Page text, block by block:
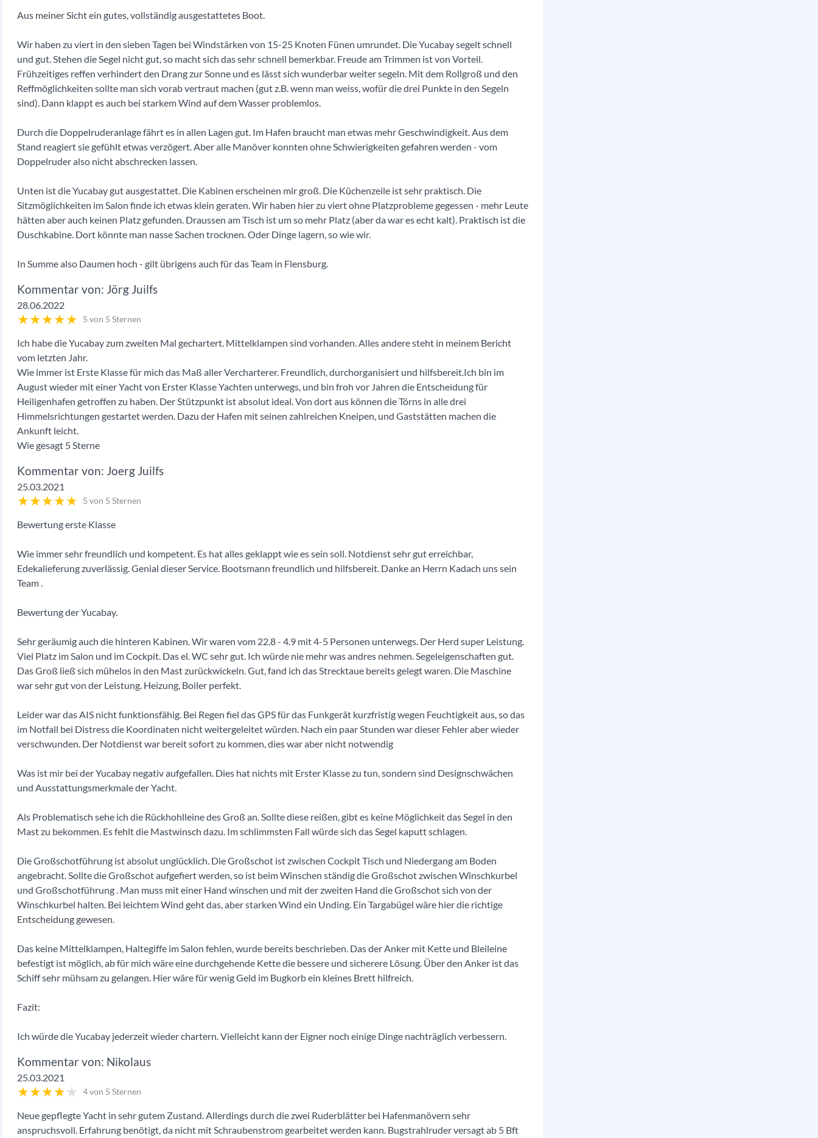
Aus meiner Sicht ein gutes, vollständig ausgestattetes Boot.
Wir haben zu viert in den sieben Tagen bei Windstärken von 15-25 Knoten Fünen umrundet. Die Yucabay segelt schnell
und gut. Stehen die Segel nicht gut, so macht sich das sehr schnell bemerkbar. Freude am Trimmen ist von Vorteil.
Frühzeitiges reffen verhindert den Drang zur Sonne und es lässt sich wunderbar weiter segeln. Mit dem Rollgroß und den
Reffmöglichkeiten sollte man sich vorab vertraut machen (gut z.B. wenn man weiss, wofür die drei Punkte in den Segeln
sind). Dann klappt es auch bei starkem Wind auf dem Wasser problemlos.
Durch die Doppelruderanlage fährt es in allen Lagen gut. Im Hafen braucht man etwas mehr Geschwindigkeit. Aus dem
Stand reagiert sie gefühlt etwas verzögert. Aber alle Manöver konnten ohne Schwierigkeiten gefahren werden - vom
Doppelruder also nicht abschrecken lassen.
Unten ist die Yucabay gut ausgestattet. Die Kabinen erscheinen mir groß. Die Küchenzeile ist sehr praktisch. Die
Sitzmöglichkeiten im Salon finde ich etwas klein geraten. Wir haben hier zu viert ohne Platzprobleme gegessen - mehr Leute
hätten aber auch keinen Platz gefunden. Draussen am Tisch ist um so mehr Platz (aber da war es echt kalt). Praktisch ist die
Duschkabine. Dort könnte man nasse Sachen trocknen. Oder Dinge lagern, so wie wir.
In Summe also Daumen hoch - gilt übrigens auch für das Team in Flensburg.
Jörg Juilfs
28.06.2022
★★★★★ 5 von 5 Sternen
Ich habe die Yucabay zum zweiten Mal gechartert. Mittelklampen sind vorhanden. Alles andere steht in meinem Bericht
vom letzten Jahr.
Wie immer ist Erste Klasse für mich das Maß aller Vercharterer. Freundlich, durchorganisiert und hilfsbereit.Ich bin im
August wieder mit einer Yacht von Erster Klasse Yachten unterwegs, und bin froh vor Jahren die Entscheidung für
Heiligenhafen getroffen zu haben. Der Stützpunkt ist absolut ideal. Von dort aus können die Törns in alle drei
Himmelsrichtungen gestartet werden. Dazu der Hafen mit seinen zahlreichen Kneipen, und Gaststätten machen die
Ankunft leicht.
Wie gesagt 5 Sterne
Joerg Juilfs
25.03.2021
★★★★★ 5 von 5 Sternen
Bewertung erste Klasse
Wie immer sehr freundlich und kompetent. Es hat alles geklappt wie es sein soll. Notdienst sehr gut erreichbar,
Edekalieferung zuverlässig. Genial dieser Service. Bootsmann freundlich und hilfsbereit. Danke an Herrn Kadach uns sein
Team .
Bewertung der Yucabay.
Sehr geräumig auch die hinteren Kabinen. Wir waren vom 22.8 - 4.9 mit 4-5 Personen unterwegs. Der Herd super Leistung.
Viel Platz im Salon und im Cockpit. Das el. WC sehr gut. Ich würde nie mehr was andres nehmen. Segeleigenschaften gut.
Das Groß ließ sich mühelos in den Mast zurückwickeln. Gut, fand ich das Strecktaue bereits gelegt waren. Die Maschine
war sehr gut von der Leistung. Heizung, Boiler perfekt.
Leider war das AIS nicht funktionsfähig. Bei Regen fiel das GPS für das Funkgerät kurzfristig wegen Feuchtigkeit aus, so das
im Notfall bei Distress die Koordinaten nicht weitergeleitet würden. Nach ein paar Stunden war dieser Fehler aber wieder
verschwunden. Der Notdienst war bereit sofort zu kommen, dies war aber nicht notwendig
Was ist mir bei der Yucabay negativ aufgefallen. Dies hat nichts mit Erster Klasse zu tun, sondern sind Designschwächen
und Ausstattungsmerkmale der Yacht.
Als Problematisch sehe ich die Rückhohlleine des Groß an. Sollte diese reißen, gibt es keine Möglichkeit das Segel in den
Mast zu bekommen. Es fehlt die Mastwinsch dazu. Im schlimmsten Fall würde sich das Segel kaputt schlagen.
Die Großschotführung ist absolut unglücklich. Die Großschot ist zwischen Cockpit Tisch und Niedergang am Boden
angebracht. Sollte die Großschot aufgefiert werden, so ist beim Winschen ständig die Großschot zwischen Winschkurbel
und Großschotführung . Man muss mit einer Hand winschen und mit der zweiten Hand die Großschot sich von der
Winschkurbel halten. Bei leichtem Wind geht das, aber starken Wind ein Unding. Ein Targabügel wäre hier die richtige
Entscheidung gewesen.
Das keine Mittelklampen, Haltegiffe im Salon fehlen, wurde bereits beschrieben. Das der Anker mit Kette und Bleileine
befestigt ist möglich, ab für mich wäre eine durchgehende Kette die bessere und sicherere Lösung. Über den Anker ist das
Schiff sehr mühsam zu gelangen. Hier wäre für wenig Geld im Bugkorb ein kleines Brett hilfreich.
Fazit:
Ich würde die Yucabay jederzeit wieder chartern. Vielleicht kann der Eigner noch einige Dinge nachträglich verbessern.
Nikolaus
25.03.2021
★★★★★ 4 von 5 Sternen
Neue gepflegte Yacht in sehr gutem Zustand. Allerdings durch die zwei Ruderblätter bei Hafenmanövern sehr
anspruchsvoll. Erfahrung benötigt, da nicht mit Schraubenstrom gearbeitet werden kann. Bugstrahlruder versagt ab 5 Bft